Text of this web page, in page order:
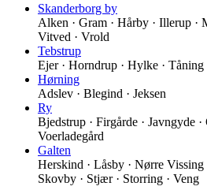
Skanderborg by
Alken · Gram · Hårby · Illerup ·
Vitved · Vrold
Tebstrup
Ejer · Horndrup · Hylke · Tåning
Hørning
Adslev · Blegind · Jeksen
Ry
Bjedstrup · Firgårde · Javngyde ·
Voerladegård
Galten
Herskind · Låsby · Nørre Vissing
Skovby · Stjær · Storring · Veng